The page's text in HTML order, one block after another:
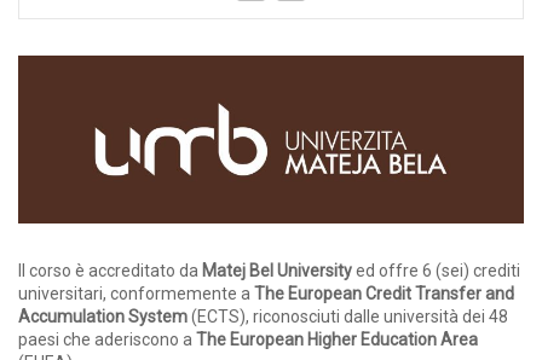
Il corso è accreditato da Matej Bel Universityed offre 6 (sei) crediti
universitari, conformemente aThe European Credit Transfer and
Accumulation System(ECTS), riconosciuti dalle università dei 48
paesi che aderiscono aThe European Higher Education Area